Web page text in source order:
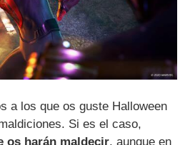
a los que os guste Halloween
Si es el caso,
os harán maldecir, aunque en